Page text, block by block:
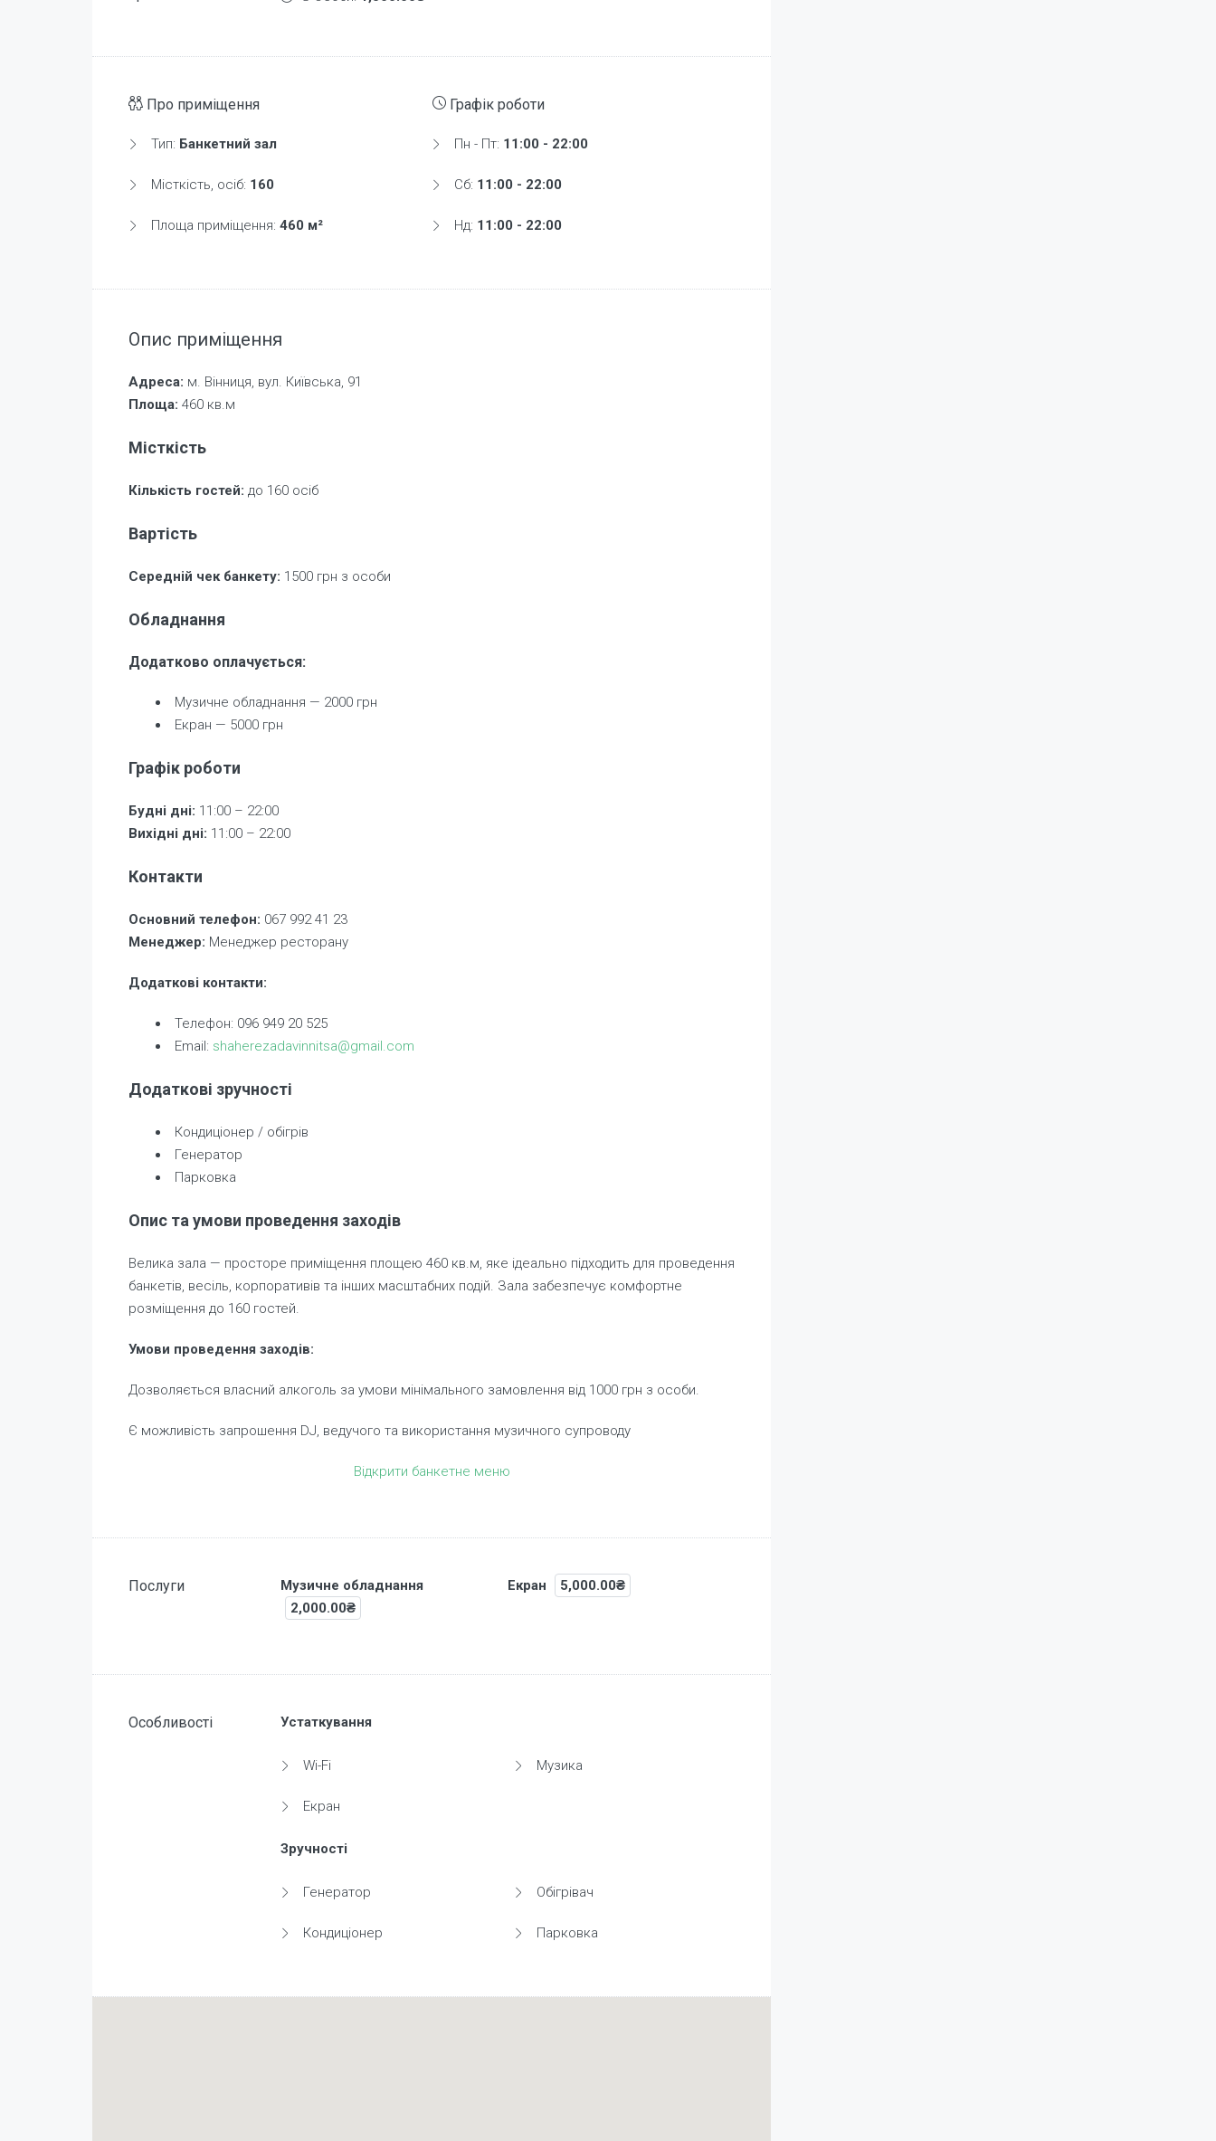
Про приміщення
Тип: Банкетний зал
Місткість, осіб: 160
Площа приміщення: 460 м²
Графік роботи
Пн - Пт: 11:00 - 22:00
Сб: 11:00 - 22:00
Нд: 11:00 - 22:00
Опис приміщення
Адреса: м. Вінниця, вул. Київська, 91
Площа: 460 кв.м
Місткість
Кількість гостей: до 160 осіб
Вартість
Середній чек банкету: 1500 грн з особи
Обладнання
Додатково оплачується:
Музичне обладнання — 2000 грн
Екран — 5000 грн
Графік роботи
Будні дні: 11:00 – 22:00
Вихідні дні: 11:00 – 22:00
Контакти
Основний телефон: 067 992 41 23
Менеджер: Менеджер ресторану
Додаткові контакти:
Телефон: 096 949 20 525
Email: shaherezadavinnitsa@gmail.com
Додаткові зручності
Кондиціонер / обігрів
Генератор
Парковка
Опис та умови проведення заходів
Велика зала — просторе приміщення площею 460 кв.м, яке ідеально підходить для проведення
банкетів, весіль, корпоративів та інших масштабних подій. Зала забезпечує комфортне
розміщення до 160 гостей.
Умови проведення заходів:
Дозволяється власний алкоголь за умови мінімального замовлення від 1000 грн з особи.
Є можливість запрошення DJ, ведучого та використання музичного супроводу
Відкрити банкетне меню
Послуги
Музичне обладнання
2,000.00₴
Екран 5,000.00₴
Особливості Устаткування
Wi-Fi
Екран
Музика
Зручності
Генератор
Кондиціонер
Обігрівач
Парковка